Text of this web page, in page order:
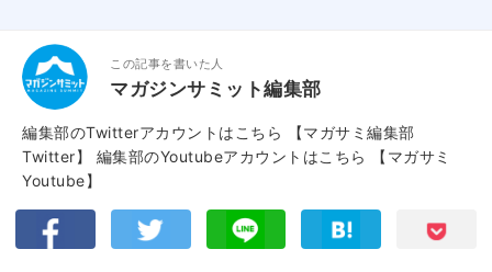
この記事を書いた人
マガジンサミット編集部
編集部のTwitterアカウントはこちら
【マガサミ編集部
Twitter】
編集部のYoutubeアカウントはこちら
【マガサミ
Youtube】